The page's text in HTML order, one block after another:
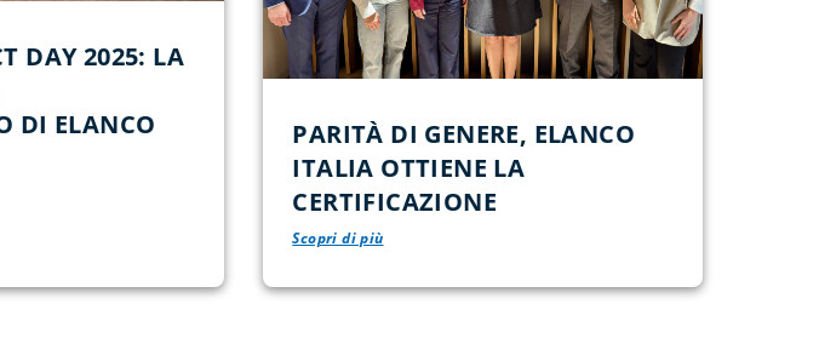
DAY 2025: LA
DI ELANCO
PARITÀ DI GENERE, ELANCO
ITALIA OTTIENE LA
CERTIFICAZIONE
Scopri di più